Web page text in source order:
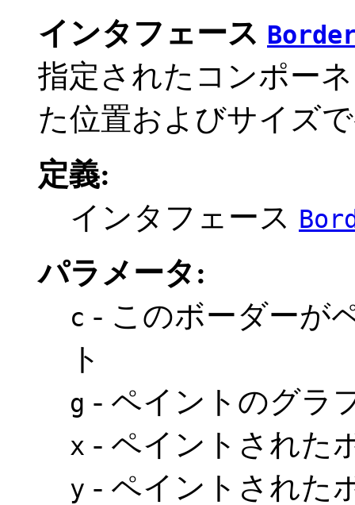
インタフェース
指定されたコンポー
た位置およびサイズ
定義:
インタフェース
パラメータ:
c - このボーダーが
ト
g - ペイントのグラ
x - ペイントされた
y - ペイントされた